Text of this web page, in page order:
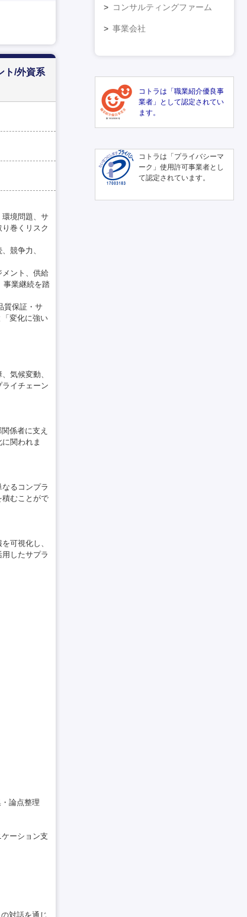
ト/外資系
境問題、サ
巻くリスク
競争力、
メント、供給
事業継続を踏
質保証・サ
変化に強い
気候変動、
イチェーン
係者に支え
関われま
るコンプラ
積むことがで
可視化し、
したサプラ
論点整理
ーション支
対話を通じ
コンサルティングファーム
事業会社
コトラは「職業紹介優良事
業者」として認定されてい
ます。
コトラは「プライバシーマ
ーク」使用許可事業者とし
て認定されています。